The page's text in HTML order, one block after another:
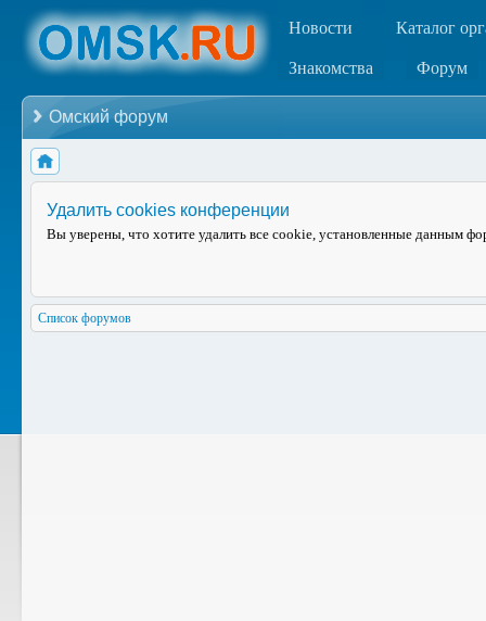
Новости Каталог
Знакомства Форум
Омский форум
Удалить cookies конференции
Вы уверены, что хотите удалить все cookie, установленные данным
Список форумов